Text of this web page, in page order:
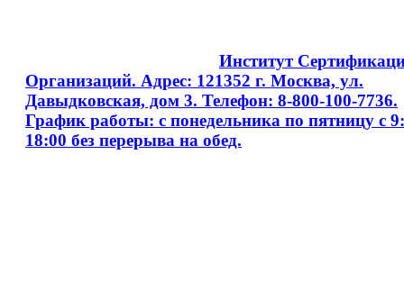
Институт
Организаций. Адрес: 121352 г. Москва, ул.
Давыдковская, дом 3. Телефон: 8-800-100-7736.
График работы: с понедельника по пятницу с
18:00 без перерыва на обед.